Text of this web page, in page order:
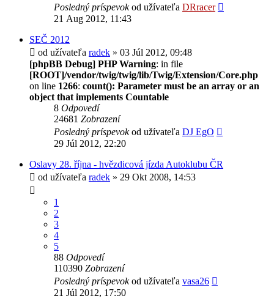
Posledný príspevokod užívateľa DRracer
21 Aug 2012, 11:43
SEČ 2012
od užívateľa radek » 03 Júl 2012, 09:48
[phpBB Debug] PHP Warning: in file
[ROOT]/vendor/twig/twig/lib/Twig/Extension/Core.php
on line 1266: count(): Parameter must be an array or an
object that implements Countable
8 Odpovedí
24681 Zobrazení
Posledný príspevokod užívateľa DJ EgO
29 Júl 2012, 22:20
Oslavy 28. října - hvězdicová jízda Autoklubu ČR
od užívateľa radek » 29 Okt 2008, 14:53
1
2
3
4
5
88 Odpovedí
110390 Zobrazení
Posledný príspevokod užívateľa vasa26
21 Júl 2012, 17:50